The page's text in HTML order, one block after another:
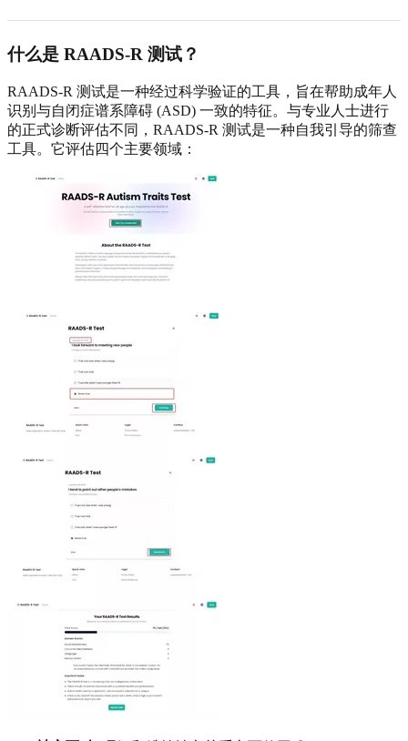
什么是 RAADS-R 测试？
RAADS-R 测试是一种经过科学验证的工具，旨在帮助成年人
识别与自闭症谱系障碍 (ASD) 一致的特征。与专业人士进行
的正式诊断评估不同，RAADS-R 测试是一种自我引导的筛查
工具。它评估四个主要领域：